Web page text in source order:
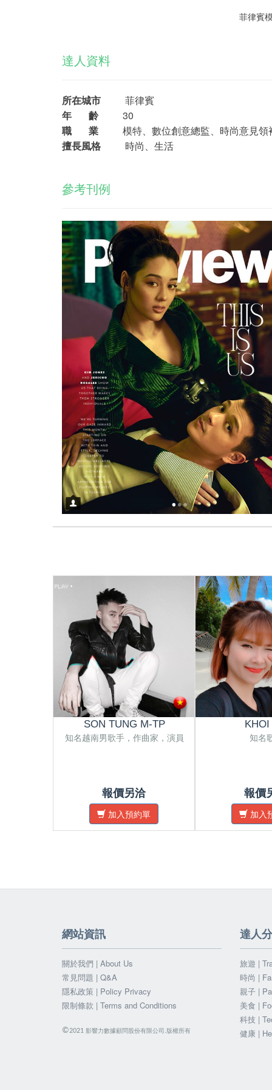
菲律賓
達人資料
所在城市 菲律賓
年 齡30
職 業 模特、數位創意總監、時尚意見領
擅長風格 時尚、生活
參考刊例
SON TUNG M-TP
知名越南男歌手，作曲家，演員
報價另洽
加入預約單
知名
報價
加入
網站資訊
關於我們 | About Us
常見問題 | Q&A
隱私政策 | Policy Privacy
限制條款 | Terms and Conditions
©2021 影響力數據顧問股份有限公司.版權所有
達人
旅遊 |
時尚 |
親子 |
美食 |
科技 |
健康 |